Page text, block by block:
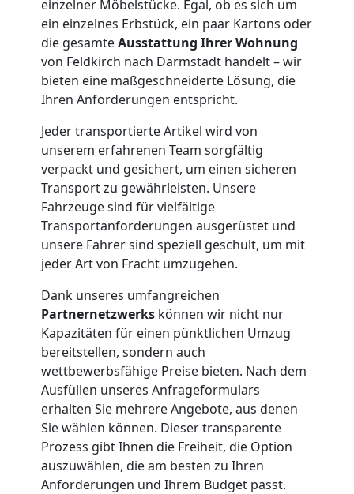
einzelner Möbelstücke. Egal, ob es sich um
ein einzelnes Erbstück, ein paar Kartons oder
die gesamteAusstattung Ihrer Wohnung
von Feldkirch nach Darmstadt handelt – wir
bieten eine maßgeschneiderte Lösung, die
Ihren Anforderungen entspricht.
Jeder transportierte Artikel wird von
unserem erfahrenen Team sorgfältig
verpackt und gesichert, um einen sicheren
Transport zu gewährleisten. Unsere
Fahrzeuge sind für vielfältige
Transportanforderungen ausgerüstet und
unsere Fahrer sind speziell geschult, um mit
jeder Art von Fracht umzugehen.
Dank unseres umfangreichen
Partnernetzwerks können wir nicht nur
Kapazitäten für einen pünktlichen Umzug
bereitstellen, sondern auch
wettbewerbsfähige Preise bieten. Nach dem
Ausfüllen unseres Anfrageformulars
erhalten Sie mehrere Angebote, aus denen
Sie wählen können. Dieser transparente
Prozess gibt Ihnen die Freiheit, die Option
auszuwählen, die am besten zu Ihren
Anforderungen und Ihrem Budget passt.
Möbelmontage
Feldkirch
Möbeltransport
Feldkirch
Beiladung
Feldkirch
Mini
Umzug
Feldkirch
Umzug